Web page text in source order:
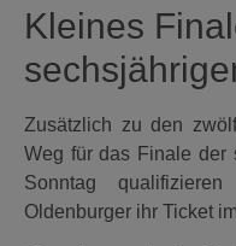
Kleines
Zusätzlich zu den
Weg für das Finale der
Sonntag
Oldenburger ihr Ticket